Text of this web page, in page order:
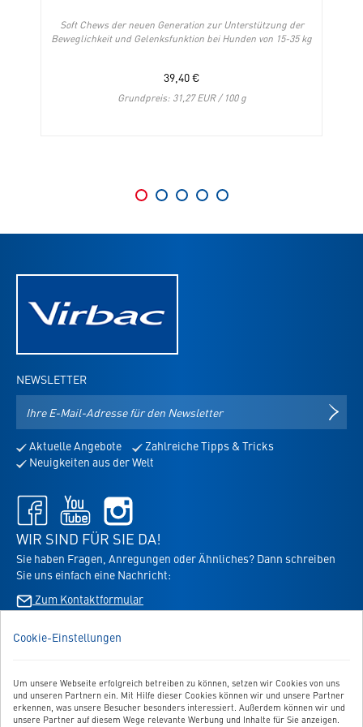
Soft Chews der neuen Generation zur Unterstützung der
Beweglichkeit und Gelenksfunktion bei Hunden von 15-35 kg
39,40€
Grundpreis: 31,27 EUR / 100 g
Cookie-Einstellungen
Um unsere Webseite erfolgreich betreiben zu können, setzen wir Cookies von uns
und unseren Partnern ein. Mit Hilfe dieser Cookies können wir und unsere Partner
erkennen, was unsere Besucher besonders interessiert. Außerdem können wir und
unsere Partner auf diesem Wege relevante Werbung und Inhalte für Sie anzeigen.
NEWSLETTER
Mail-
für
den
Aktuelle Angebote
Zahlreiche Tipps & Tricks
Neuigkeiten aus der Welt
Facebook
-
öffnet
neuem
Tab
Youtube
öffnet
neuem
Tab
öffnet
neuem
Tab
WIR SIND FÜR SIE DA!
Sie haben Fragen, Anregungen oder Ähnliches? Dann schreiben
Sie uns einfach eine Nachricht:
Zum Kontaktformular
BESTELLUNG WIDERRUFEN
UNSER SERVICE
UNSERE TOP-KATEGORIEN